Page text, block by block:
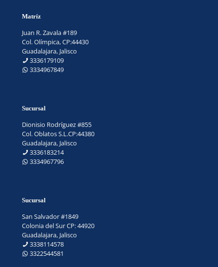
Matríz
Juan R. Zavala #189
Col. Olímpica, CP:44430
Guadalajara, Jalisco
3336179109
3334967849
Sucursal
Dionisio Rodríguez #855
Col. Oblatos S.L.CP:44380
Guadalajara, Jalisco
3336183214
3334967796
Sucursal
San Salvador #1849
Colonia del Sur CP: 44920
Guadalajara, Jalisco
3338114578
3322544581